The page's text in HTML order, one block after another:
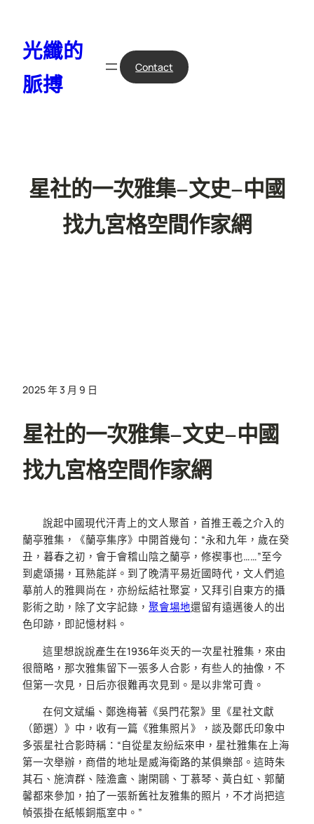
光纖的
脈搏
Contact
星社的一次雅集–文史–中國
找九宮格空間作家網
2025 年 3 月 9 日
星社的一次雅集–文史–中國
找九宮格空間作家網
說起中國現代汗青上的文人聚首，首推王羲之介入的
蘭亭雅集，《蘭亭集序》中開首幾句：“永和九年，歲在癸
丑，暮春之初，會于會稽山陰之蘭亭，修禊事也……”至今
到處頌揚，耳熟能詳。到了晚清平易近國時代，文人們追
摹前人的雅興尚在，亦紛紜結社聚宴，又拜引自東方的攝
影術之助，除了文字記錄， 聚會場地還留有遠邁後人的出
色印跡，即記憶材料。
這里想說說產生在1936年炎天的一次星社雅集，來由
很簡略，那次雅集留下一張多人合影，有些人的抽像，不
但第一次見，日后亦很難再次見到。是以非常可貴。
在何文斌編、鄭逸梅著《吳門花絮》里《星社文獻
（節選）》中，收有一篇《雅集照片》，談及鄭氏印象中
多張星社合影時稱：“自從星友紛紜來申，星社雅集在上海
第一次舉辦，商借的地址是威海衛路的某俱樂部。這時朱
其石、施濟群、陸澹盦、謝閑鷗、丁慕琴、黃白虹、郭蘭
馨都來參加，拍了一張新舊社友雅集的照片，不才尚把這
幀張掛在紙帳銅瓶室中。”